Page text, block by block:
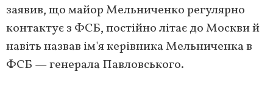
заявив, що майор Мельниченко регулярно
контактує з ФСБ, постійно літає до Москви й
навіть назвав ім'я керівника Мельниченка в
ФСБ — генерала Павловського.